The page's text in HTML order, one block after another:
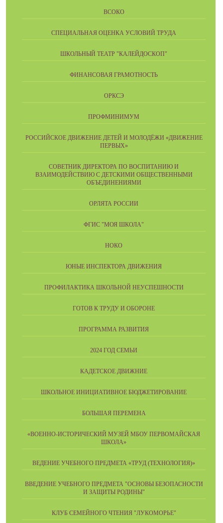
ВСОКО
СПЕЦИАЛЬНАЯ ОЦЕНКА УСЛОВИЙ ТРУДА
ШКОЛЬНЫЙ ТЕАТР "КАЛЕЙДОСКОП"
ФИНАНСОВАЯ ГРАМОТНОСТЬ
ОРКСЭ
ПРОФМИНИМУМ
РОССИЙСКОЕ ДВИЖЕНИЕ ДЕТЕЙ И МОЛОДЁЖИ «ДВИЖЕНИЕ
ПЕРВЫХ»
СОВЕТНИК ДИРЕКТОРА ПО ВОСПИТАНИЮ И
ВЗАИМОДЕЙСТВИЮ С ДЕТСКИМИ ОБЩЕСТВЕННЫМИ
ОБЪЕДИНЕНИЯМИ
ОРЛЯТА РОССИИ
ФГИС "МОЯ ШКОЛА"
НОКО
ЮНЫЕ ИНСПЕКТОРА ДВИЖЕНИЯ
ПРОФИЛАКТИКА ШКОЛЬНОЙ НЕУСПЕШНОСТИ
ГОТОВ К ТРУДУ И ОБОРОНЕ
ПРОГРАММА РАЗВИТИЯ
2024 ГОД СЕМЬИ
КАДЕТСКОЕ ДВИЖНИЕ
ШКОЛЬНОЕ ИНИЦИАТИВНОЕ БЮДЖЕТИРОВАНИЕ
БОЛЬШАЯ ПЕРЕМЕНА
«ВОЕННО-ИСТОРИЧЕСКИЙ МУЗЕЙ МБОУ ПЕРВОМАЙСКАЯ
ШКОЛА»
ВЕДЕНИЕ УЧЕБНОГО ПРЕДМЕТА «ТРУД (ТЕХНОЛОГИЯ)»
ВВЕДЕНИЕ УЧЕБНОГО ПРЕДМЕТА "ОСНОВЫ БЕЗОПАСНОСТИ
И ЗАЩИТЫ РОДИНЫ"
КЛУБ СЕМЕЙНОГО ЧТЕНИЯ "ЛУКОМОРЬЕ"